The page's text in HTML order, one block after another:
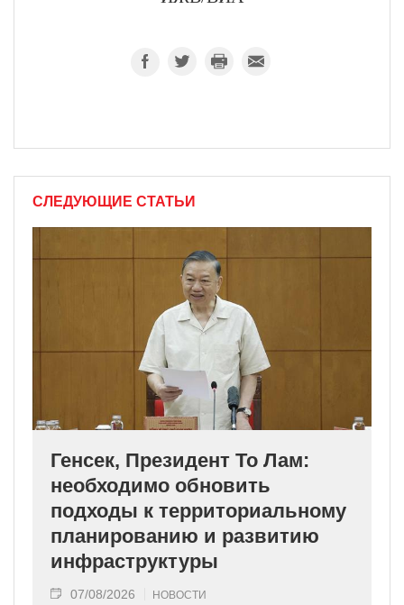
СЛЕДУЮЩИЕ СТАТЬИ
Генсек, Президент То Лам:
необходимо обновить
подходы к территориальному
планированию и развитию
инфраструктуры
07/08/2026 НОВОСТИ